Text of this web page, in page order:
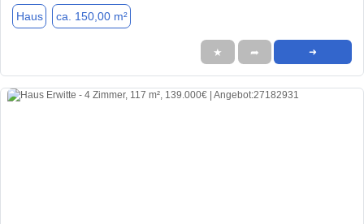
Haus ca. 150,00 m²
★ ➦ ➜